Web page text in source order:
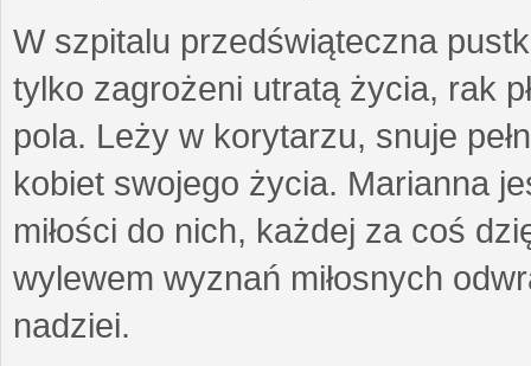
W szpitalu przedświąteczna
tylko zagrożeni utratą życia, rak
pola. Leży w korytarzu, snuje
kobiet swojego życia. Marianna
miłości do nich, każdej za coś
wylewem wyznań miłosnych
nadziei.